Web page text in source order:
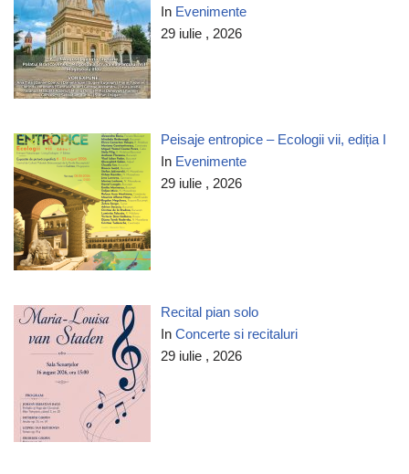
In Evenimente
29 iulie , 2026
Peisaje entropice – Ecologii vii, ediția I
In Evenimente
29 iulie , 2026
Recital pian solo
InConcerte si recitaluri
29 iulie , 2026